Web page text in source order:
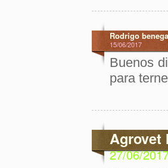
Rodrigo
15/06/2017
Buenos
para
Agrovet
27/06/